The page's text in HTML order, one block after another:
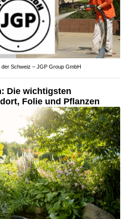
Schweiz – JGP Group GmbH
Die wichtigsten
Folie und Pflanzen